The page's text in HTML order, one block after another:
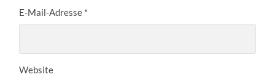
E-Mail-Adresse *
Website